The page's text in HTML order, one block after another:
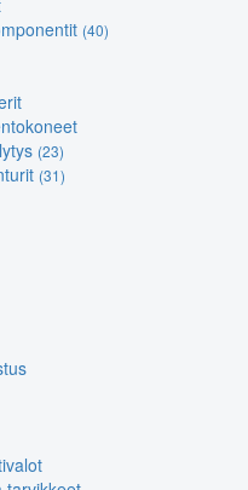
(40)
(23)
(31)